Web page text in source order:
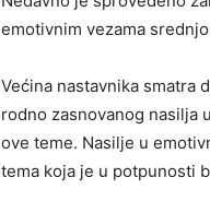
emotivnim vezama
Većina nastavnika smatra
rodno zasnovanog nasilja
ove teme. Nasilje u
tema koja je u potpunosti